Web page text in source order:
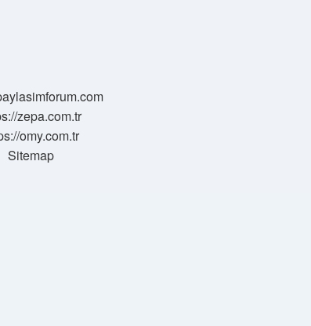
zepa.com.tr
omy.com.tr
Sitemap